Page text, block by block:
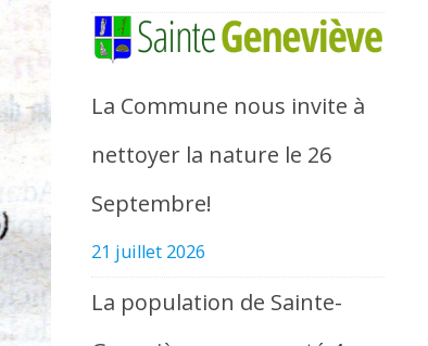
La Commune nous invite à
nettoyer la nature le 26
Septembre!
21 juillet 2026
La population de Sainte-